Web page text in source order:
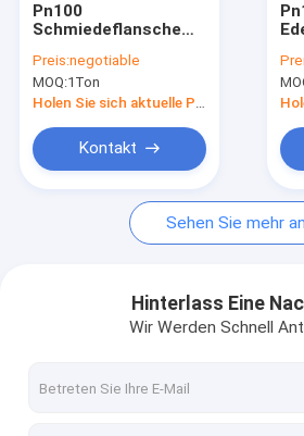
Nachrichten
Fälle
FLANSCH-ANSI B16.5 ASME B16.47
FLANSCH JIS B2220
FLANSCH-GOST 33259
Pn100
Schmiedeflansche
Tabelle D/E Blind
Preis:negotiable
MOQ:1Ton
Holen Sie sich aktuelle Preis
Kontakt
/
Sehen Sie mehr an
Hinterlass Eine
Wir Werden Schnell